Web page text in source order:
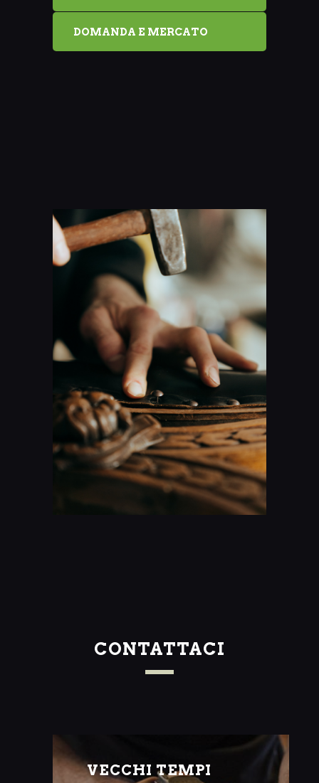
DOMANDA E MERCATO
CONTATTACI
VECCHI TEMPI